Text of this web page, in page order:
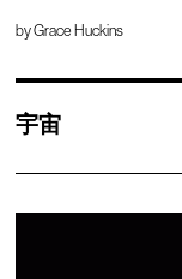
byGrace Huckins
宇宙